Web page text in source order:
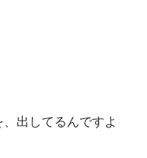
出してるんですよ